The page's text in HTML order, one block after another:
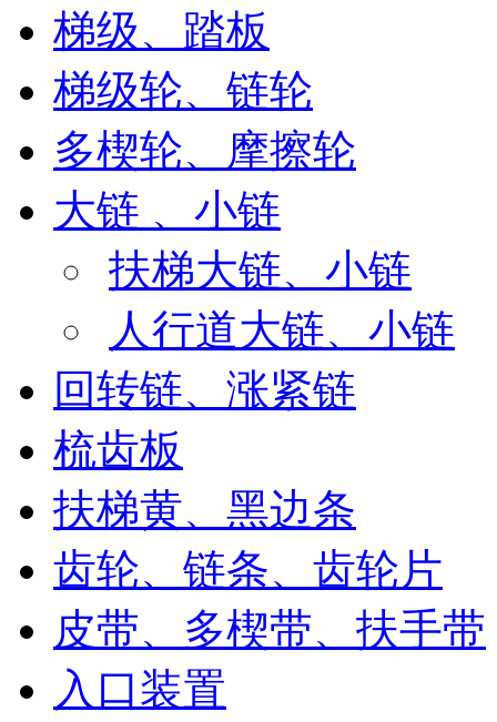
梯级、踏板
梯级轮、链轮
多楔轮、摩擦轮
大链 、小链
扶梯大链、小链
人行道大链、小链
回转链、涨紧链
梳齿板
扶梯黄、黑边条
齿轮、链条、齿轮片
皮带、多楔带、扶手带
入口装置